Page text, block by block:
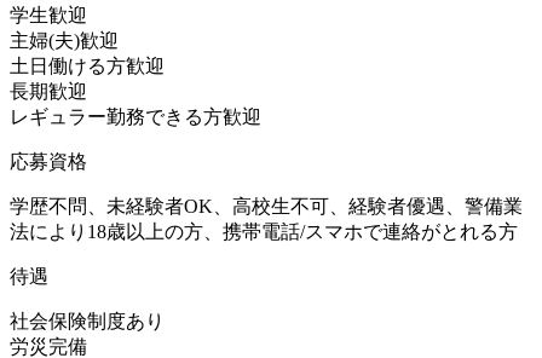
学生歓迎
主婦(夫)歓迎
土日働ける方歓迎
長期歓迎
レギュラー勤務できる方歓迎
応募資格
学歴不問、未経験者OK、高校生不可、経験者優遇、警備業
法により18歳以上の方、携帯電話/スマホで連絡がとれる方
待遇
社会保険制度あり
労災完備